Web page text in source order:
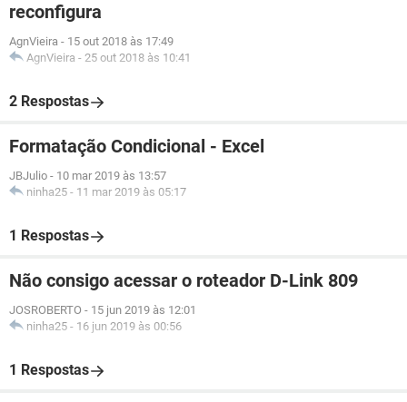
reconfigura
AgnVieira - 15 out 2018 às 17:49
AgnVieira - 25 out 2018 às 10:41
2 Respostas
Formatação Condicional - Excel
JBJulio - 10 mar 2019 às 13:57
ninha25 - 11 mar 2019 às 05:17
1 Respostas
Não consigo acessar o roteador D-Link 809
JOSROBERTO - 15 jun 2019 às 12:01
ninha25 - 16 jun 2019 às 00:56
1 Respostas